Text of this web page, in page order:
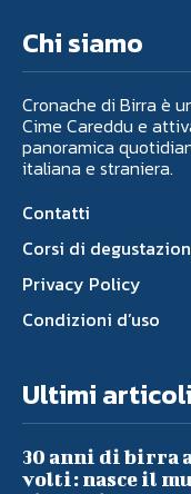
Chi siamo
Cronache di Birra è
Cime Careddu e
panoramica
italiana e straniera.
Contatti
Corsi di
Privacy Policy
Condizioni d’uso
Ultimi articoli
30 anni di birra
volti: nasce il